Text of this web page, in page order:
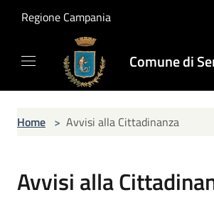
Regione Campania
Comune di
Home > Avvisi alla Cittadinanza
Avvisi alla